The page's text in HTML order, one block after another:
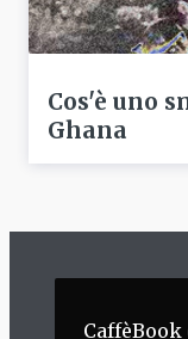
Cos'è uno
Ghana